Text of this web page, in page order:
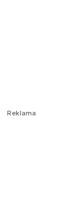
Reklama